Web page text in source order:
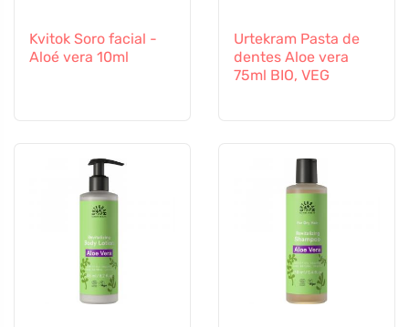
Kvitok Soro facial -
Aloé vera 10ml
Urtekram Pasta de
dentes Aloe vera
75ml BIO, VEG